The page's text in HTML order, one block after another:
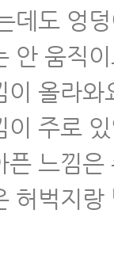
데도 엉
안 움직
이 올라와
이 주로
픈 느낌은
허벅지랑